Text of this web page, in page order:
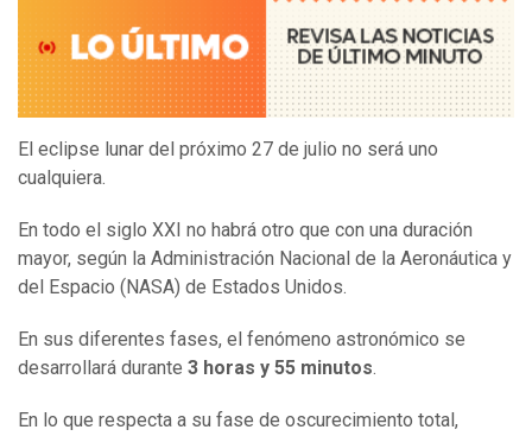
El eclipse lunar del próximo 27 de julio no será uno
cualquiera.
En todo el siglo XXI no habrá otro que con una duración
mayor, según la Administración Nacional de la Aeronáutica y
del Espacio (NASA) de Estados Unidos.
En sus diferentes fases, el fenómeno astronómico se
desarrollará durante 3 horas y 55 minutos.
En lo que respecta a su fase de oscurecimiento total,